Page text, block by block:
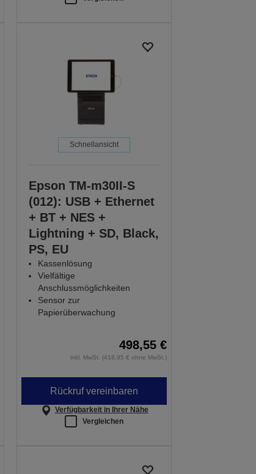
Schnellansicht
Epson TM-m30II-S
(012): USB + Ethernet
+ BT + NES +
Lightning + SD, Black,
PS, EU
Kassenlösung
Vielfältige
Anschlussmöglichkeiten
Sensor zur
Papierüberwachung
498,55 €
inkl. MwSt. (418,95 € ohne MwSt.)
Rückruf vereinbaren
Verfügbarkeit in Ihrer Nähe
Vergleichen